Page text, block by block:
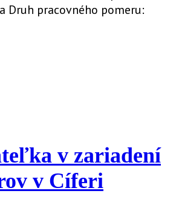
Druh pracovného pomeru:
v zariadení
v Cíferi